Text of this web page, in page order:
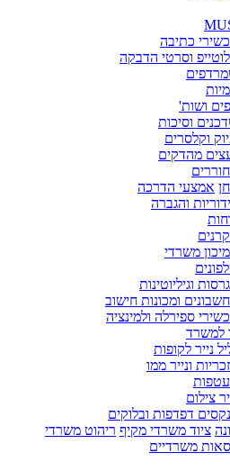
כתיבה
וסרטי הדבקה
ושות'
וסיכות
וקלסרים
מהדקים
אמצעי הדרכה
והגברה
משרדי
וגיליוטינות
ומכונות חישוב
ספירלה ולמינציה
למשרד
נייר לקופות
ונייר ממו
צילום
דפדפות ובלוקים
ציוד משרדי מקיף ריהוט משרדי
משרדיים